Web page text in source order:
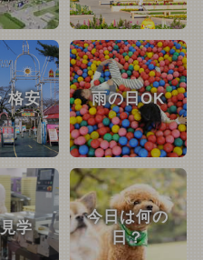
格安 雨の日OK
学
今日は何の
日？